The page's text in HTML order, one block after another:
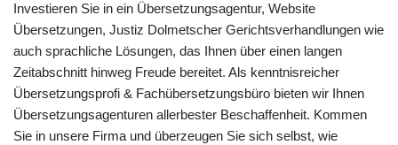
Investieren Sie in ein Übersetzungsagentur, Website
Übersetzungen, Justiz Dolmetscher Gerichtsverhandlungen wie
auch sprachliche Lösungen, das Ihnen über einen langen
Zeitabschnitt hinweg Freude bereitet. Als kenntnisreicher
Übersetzungsprofi & Fachübersetzungsbüro bieten wir Ihnen
Übersetzungsagenturen allerbester Beschaffenheit. Kommen
Sie in unsere Firma und überzeugen Sie sich selbst, wie